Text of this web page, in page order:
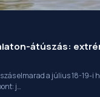
átúszás:
elmarad a július 18-19-i
j…